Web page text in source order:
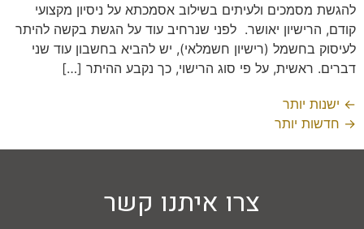
להגשת מסמכים ולעיתים בשילוב אסמכתא על ניסיון מקצועי
קודם, הרישיון יאושר. לפני שנרחיב עוד על הגשת בקשה להיתר
לעיסוק בחשמל (רישיון חשמלאי), יש להביא בחשבון עוד שני
דברים. ראשית, על פי סוג הרישוי, כך נקבע ההיתר […]
← ישנות יותר
→ חדשות יותר
צרו איתנו קשר